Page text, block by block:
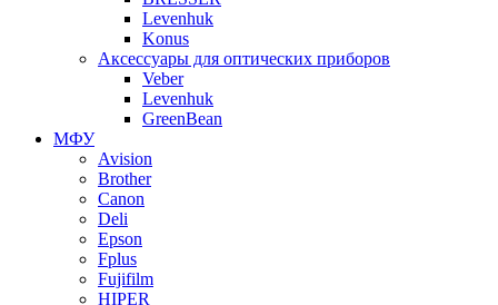
Levenhuk
Konus
Аксессуары для оптических приборов
Veber
Levenhuk
GreenBean
МФУ
Avision
Brother
Canon
Deli
Epson
Fplus
Fujifilm
HIPER